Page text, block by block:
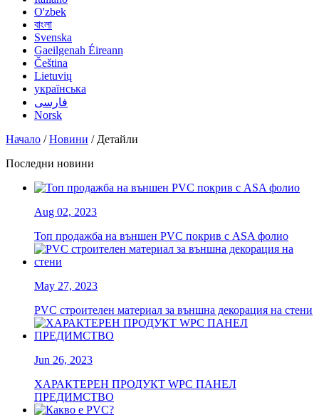
O'zbek
বাংলা
Svenska
Gaeilgenah Éireann
Čeština
Lietuvių
українська
فارسی
Norsk
Начало /Новини / Детайли
Последни новини
Aug 02, 2023
Топ продажба на външен PVC покрив с ASA фолио
May 27, 2023
PVC строителен материал за външна декорация на стени
Jun 26, 2023
ХАРАКТЕРЕН ПРОДУКТ WPC ПАНЕЛ
ПРЕДИМСТВО